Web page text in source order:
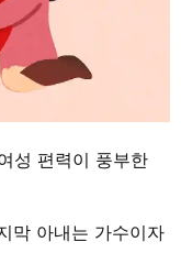
성 편력이 풍부한
막 아내는 가수이자